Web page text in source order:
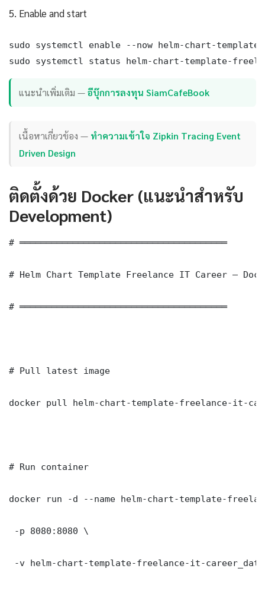
5. Enable and start
sudo systemctl enable --now helm-chart-
sudo systemctl status helm-chart-template-
แนะนำเพิ่มเติม —อีบุ๊กการลงทุน SiamCafeBook
เนื้อหาเกี่ยวข้อง — ทำความเข้าใจ Zipkin Tracing Event
Driven Design
ติดตั้งด้วย Docker (แนะนำสำหรับ
Development)
# ═══════════════════════════════════════
# Helm Chart Template Freelance IT Career —
# ═══════════════════════════════════════
# Pull latest image
docker pull helm-chart-template-freelance-it-
# Run container
docker run -d --name helm-chart-template-
-p 8080:8080 \
-v helm-chart-template-freelance-it-